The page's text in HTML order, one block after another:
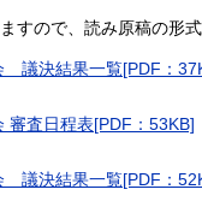
すので、読み原稿の形
議決結果一覧[PDF：
審査日程表[PDF：53KB]
議決結果一覧[PDF：